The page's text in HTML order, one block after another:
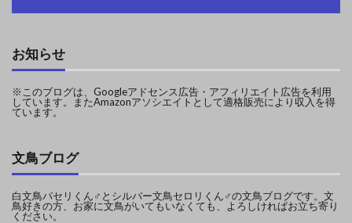
お知らせ
※このブログは、Googleアドセンス広告・アフィリエイト広告を利用
しています。またAmazonアソシエイトとして適格販売により収入を得
ています。
文鳥ブログ
白文鳥パセリくん♂とシルバー文鳥セロリくん♂の文鳥ブログです。文
鳥好きの方、お家に文鳥がいてもいなくても、よろしければお立ち寄り
ください。